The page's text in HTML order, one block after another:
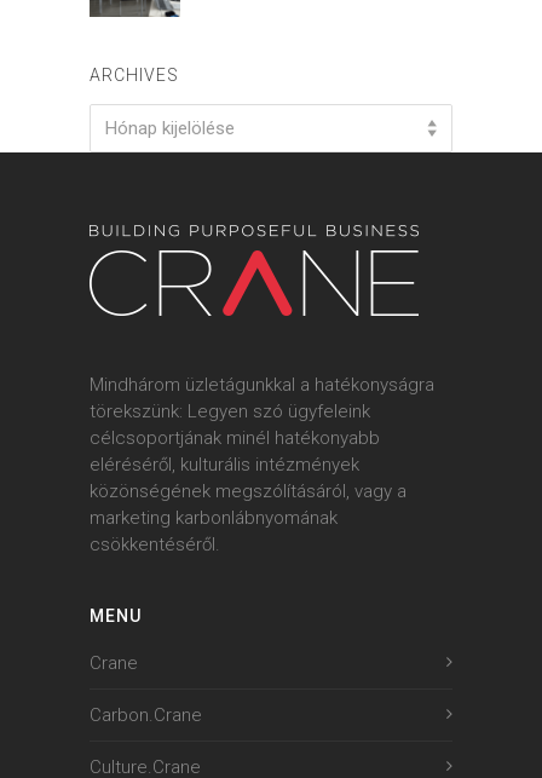
ARCHIVES
Archives
Hónap kijelölése
Mindhárom üzletágunkkal a hatékonyságra
törekszünk: Legyen szó ügyfeleink
célcsoportjának minél hatékonyabb
eléréséről, kulturális intézmények
közönségének megszólításáról, vagy a
marketing karbonlábnyomának
csökkentéséről.
MENU
Crane
Carbon.Crane
Culture.Crane